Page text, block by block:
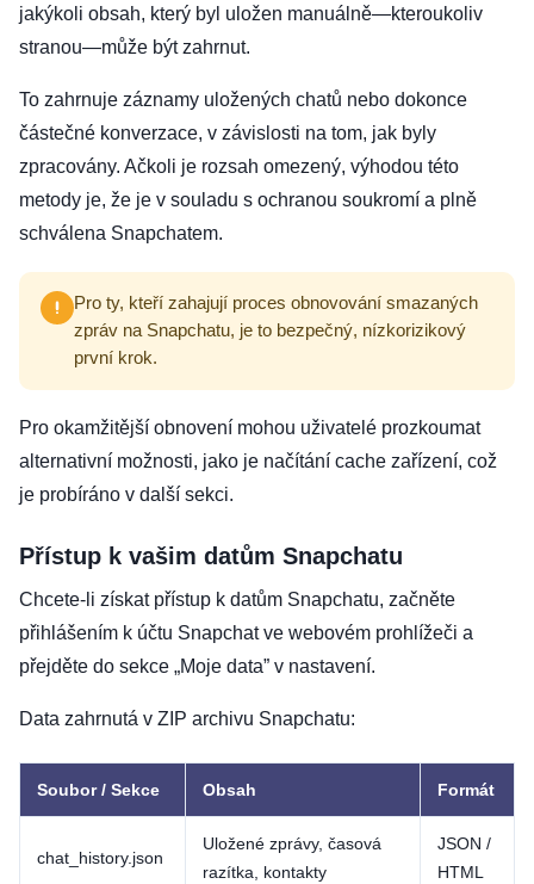
jakýkoli obsah, který byl uložen manuálně—kteroukoliv
stranou—může být zahrnut.
To zahrnuje záznamy uložených chatů nebo dokonce
částečné konverzace, v závislosti na tom, jak byly
zpracovány. Ačkoli je rozsah omezený, výhodou této
metody je, že je v souladu s ochranou soukromí a plně
schválena Snapchatem.
Pro ty, kteří zahajují proces obnovování smazaných
zpráv na Snapchatu, je to bezpečný, nízkorizikový
první krok.
Pro okamžitější obnovení mohou uživatelé prozkoumat
alternativní možnosti, jako je načítání cache zařízení, což
je probíráno v další sekci.
Přístup k vašim datům Snapchatu
Chcete-li získat přístup k datům Snapchatu, začněte
přihlášením k účtu Snapchat ve webovém prohlížeči a
přejděte do sekce „Moje data” v nastavení.
Data zahrnutá v ZIP archivu Snapchatu:
Soubor / Sekce Obsah Formát
chat_history.json
Uložené zprávy, časová
razítka, kontakty
JSON /
HTML